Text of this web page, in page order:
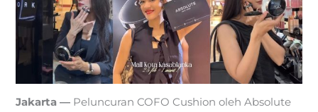
Jakarta — Peluncuran COFO Cushion oleh Absolute